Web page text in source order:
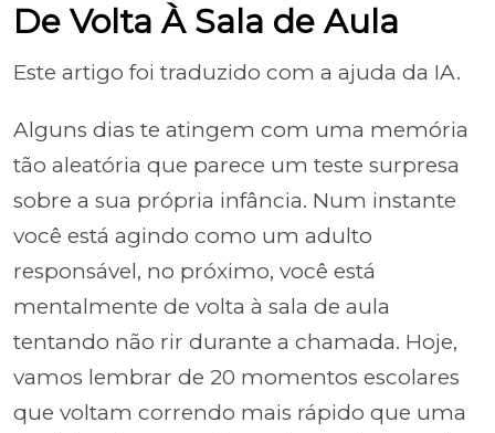
De Volta À Sala de Aula
Este artigo foi traduzido com a ajuda da IA.
Alguns dias te atingem com uma memória
tão aleatória que parece um teste surpresa
sobre a sua própria infância. Num instante
você está agindo como um adulto
responsável, no próximo, você está
mentalmente de volta à sala de aula
tentando não rir durante a chamada. Hoje,
vamos lembrar de 20 momentos escolares
que voltam correndo mais rápido que uma